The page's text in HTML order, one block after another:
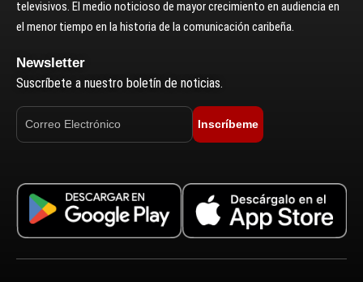
televisivos. El medio noticioso de mayor crecimiento en audiencia en
el menor tiempo en la historia de la comunicación caribeña.
Newsletter
Suscríbete a nuestro boletín de noticias.
Inscríbeme